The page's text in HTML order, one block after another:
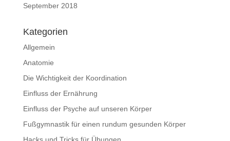
September 2018
Kategorien
Allgemein
Anatomie
Die Wichtigkeit der Koordination
Einfluss der Ernährung
Einfluss der Psyche auf unseren Körper
Fußgymnastik für einen rundum gesunden Körper
Hacks und Tricks für Übungen